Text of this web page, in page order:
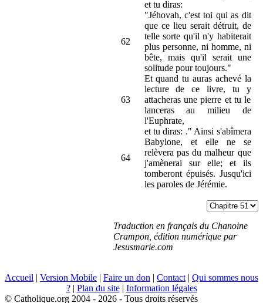
et tu diras:
62
"Jéhovah, c'est toi qui as dit
que ce lieu serait détruit, de
telle sorte qu'il n'y habiterait
plus personne, ni homme, ni
bête, mais qu'il serait une
solitude pour toujours."
63
Et quand tu auras achevé la
lecture de ce livre, tu y
attacheras une pierre et tu le
lanceras au milieu de
l'Euphrate,
64
et tu diras: ." Ainsi s'abîmera
Babylone, et elle ne se
relèvera pas du malheur que
j'amènerai sur elle; et ils
tomberont épuisés. Jusqu'ici
les paroles de Jérémie.
Traduction en français du Chanoine
Crampon, édition numérique par
Jesusmarie.com
Accueil | Version Mobile | Faire un don | Contact | Qui sommes nous
?| Plan du site| Information légales
© Catholique.org 2004 - 2026 - Tous droits réservés